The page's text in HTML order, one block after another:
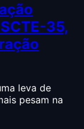
35,
leva de
pesam na